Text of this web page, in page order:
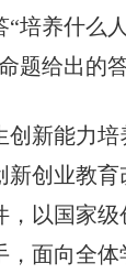
“培养什么
题给出的答
创新能力
新创业教育
，以国家
，面向全